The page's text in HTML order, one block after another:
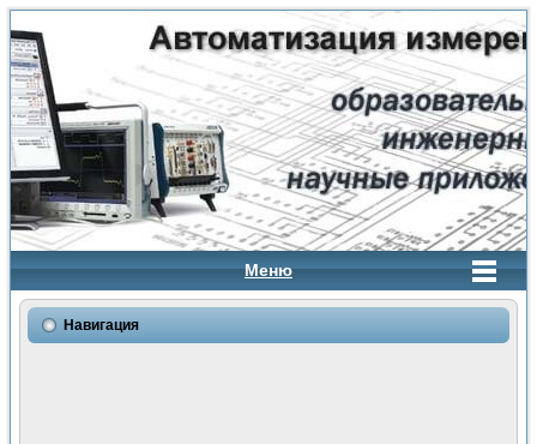
Меню
Навигация